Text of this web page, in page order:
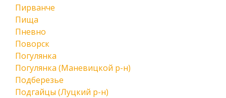
Пирванче
Пища
Пневно
Поворск
Погулянка
Погулянка (Маневицкой р-н)
Подберезье
Подгайцы (Луцкий р-н)